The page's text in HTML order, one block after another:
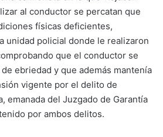
al conductor se percatan que
físicas deficientes,
unidad policial donde le realizaron
que el conductor se
ebriedad y que además mantenía
vigente por el delito de
emanada del Juzgado de Garantía
por ambos delitos.